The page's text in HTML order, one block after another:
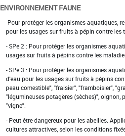
ENVIRONNEMENT FAUNE
-Pour protéger les organismes aquatiques,
pour les usages sur fruits à pépin contre les
- SPe 2 : Pour protéger les organismes
usages sur fruits à pépins contre les
- SPe 3 : Pour protéger les organismes
d'eau pour les usages sur fruits à pépins
peau comestible", "fraisier", "framboisier",
"légumineuses potagères (sèches)", oignon,
"vigne".
- Peut être dangereux pour les abeilles.
cultures attractives, selon les conditions